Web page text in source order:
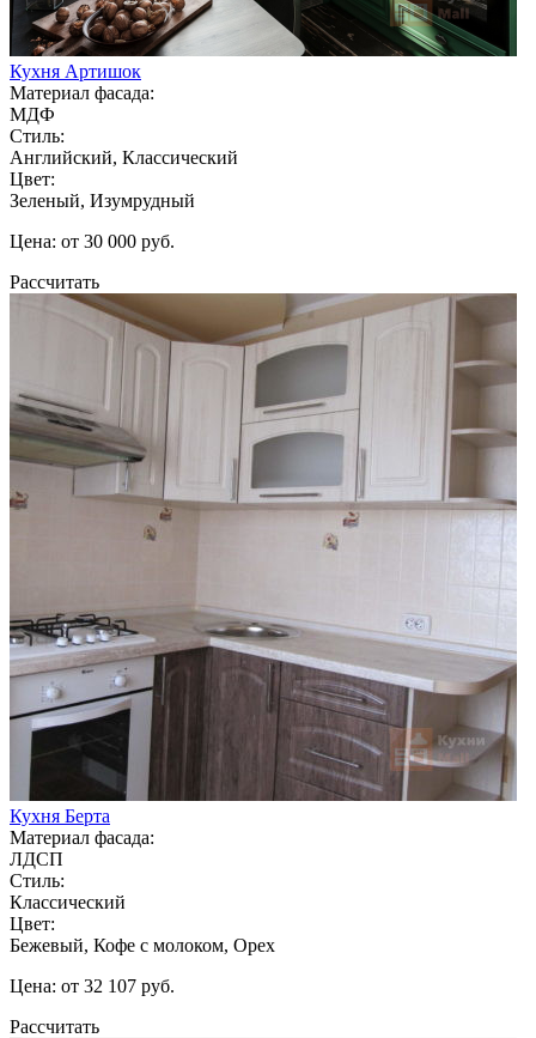
Кухня Артишок
Материал фасада:
МДФ
Стиль:
Английский, Классический
Цвет:
Зеленый, Изумрудный
Цена: от 30 000 руб.
Рассчитать
Кухня Берта
Материал фасада:
ЛДСП
Стиль:
Классический
Цвет:
Бежевый, Кофе с молоком, Орех
Цена: от 32 107 руб.
Рассчитать